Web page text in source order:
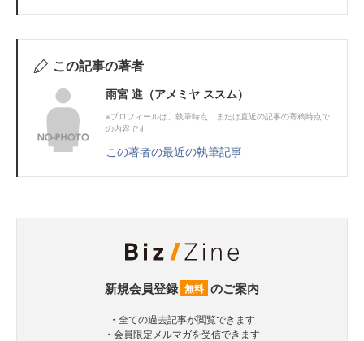
この記事の著者
雨宮 進（アメミヤ ススム）
※プロフィールは、執筆時点、または直近の記事の寄稿時点で
の内容です
この著者の最近の執筆記事
新規会員登録 無料 のご案内
・全ての過去記事が閲覧できます
・会員限定メルマガを受信できます